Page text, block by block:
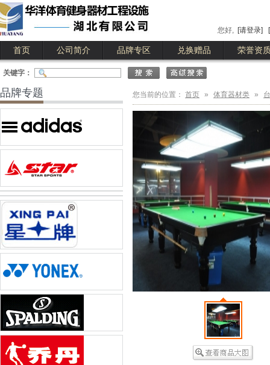
您好, [请登录]
首页 公司简介 品牌专区 兑换赠品 荣誉资
公司简介 公司业绩
关键字：
品牌专题 您当前的位置： 首页 » 体育器材类 »